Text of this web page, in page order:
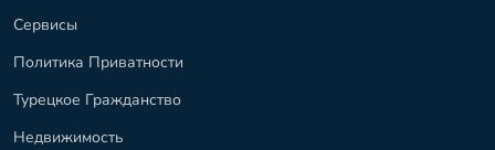
Сервисы
Политика Приватности
Турецкое Гражданство
Недвижимость